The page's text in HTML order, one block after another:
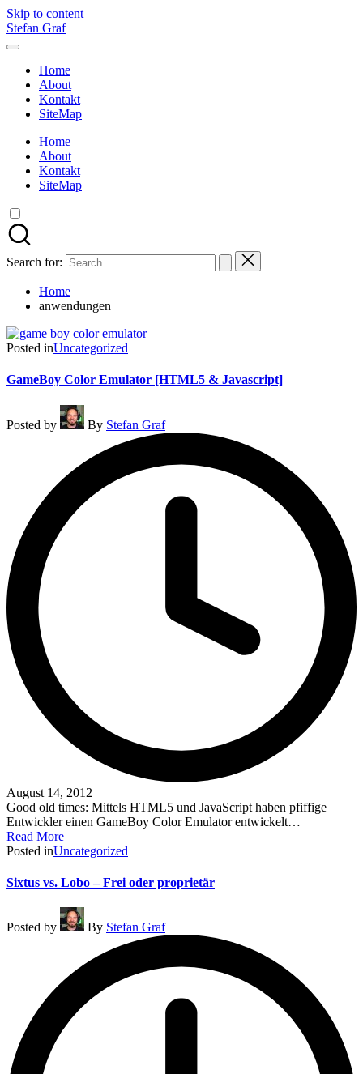
Skip to content
Stefan Graf
Home
About
Kontakt
SiteMap
Home
About
Kontakt
SiteMap
Search for:
Home
anwendungen
Posted inUncategorized
GameBoy Color Emulator [HTML5 & Javascript]
Posted by By Stefan Graf
August 14, 2012
Good old times: Mittels HTML5 und JavaScript haben pfiffige
Entwickler einen GameBoy Color Emulator entwickelt…
Read More
Posted inUncategorized
Sixtus vs. Lobo – Frei oder proprietär
Posted by By Stefan Graf